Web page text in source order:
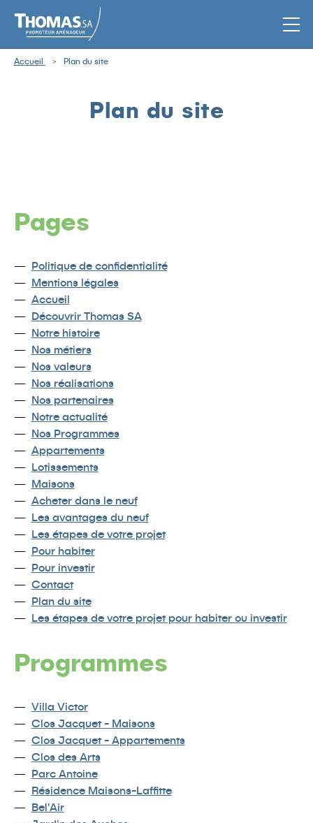
Accueil Plan du site
Plan du site
Pages
Politique de confidentialité
Mentions légales
Accueil
Découvrir Thomas SA
Notre histoire
Nos métiers
Nos valeurs
Nos réalisations
Nos partenaires
Notre actualité
Nos Programmes
Appartements
Lotissements
Maisons
Acheter dans le neuf
Les avantages du neuf
Les étapes de votre projet
Pour habiter
Pour investir
Contact
Plan du site
Les étapes de votre projet pour habiter ou investir
Programmes
Villa Victor
Clos Jacquet - Maisons
Clos Jacquet - Appartements
Clos des Arts
Parc Antoine
Résidence Maisons-Laffitte
Bel'Air